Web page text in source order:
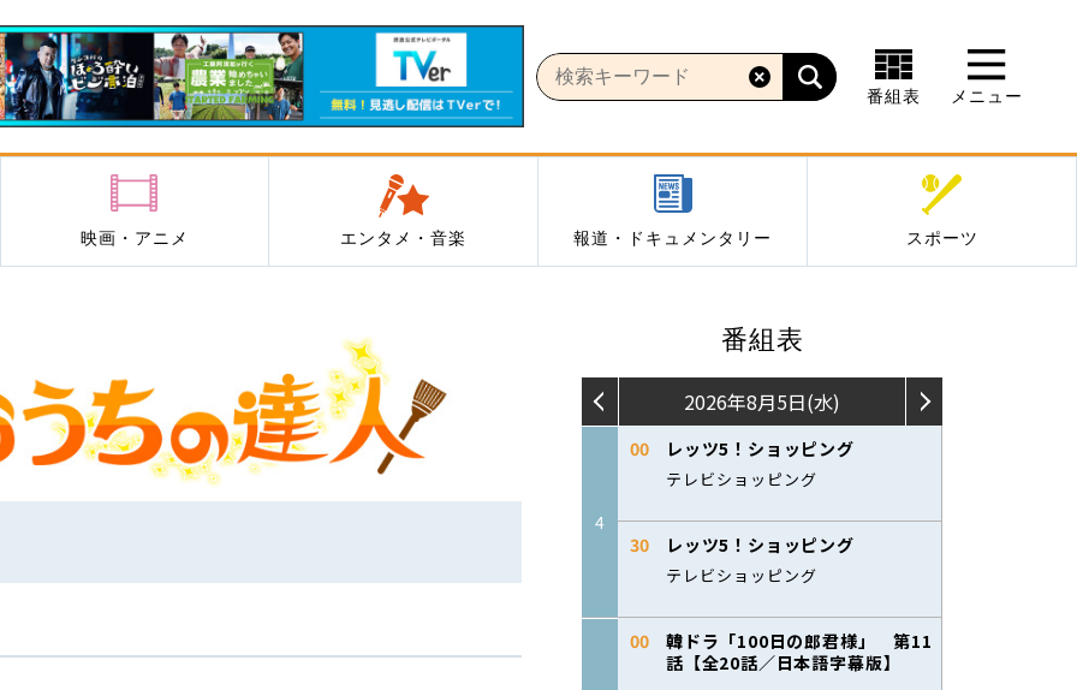
番組表 メニュー
映画・アニメ エンタメ・音楽 報道・ドキュメンタリー スポーツ
番組表